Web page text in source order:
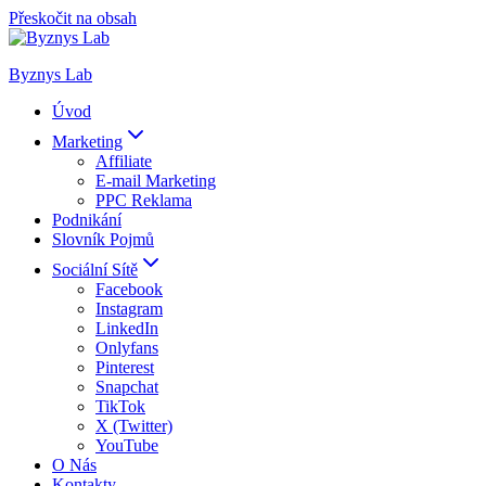
Přeskočit na obsah
Byznys Lab
Úvod
Marketing
Affiliate
E-mail Marketing
PPC Reklama
Podnikání
Slovník Pojmů
Sociální Sítě
Facebook
Instagram
LinkedIn
Onlyfans
Pinterest
Snapchat
TikTok
X (Twitter)
YouTube
O Nás